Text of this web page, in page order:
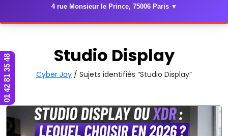
4 rue Monsieur le Prince, 75006 Paris ▼
Studio Display
Cyber Jay / Sujets identifiés “Studio Display”
01 42 81 35 48